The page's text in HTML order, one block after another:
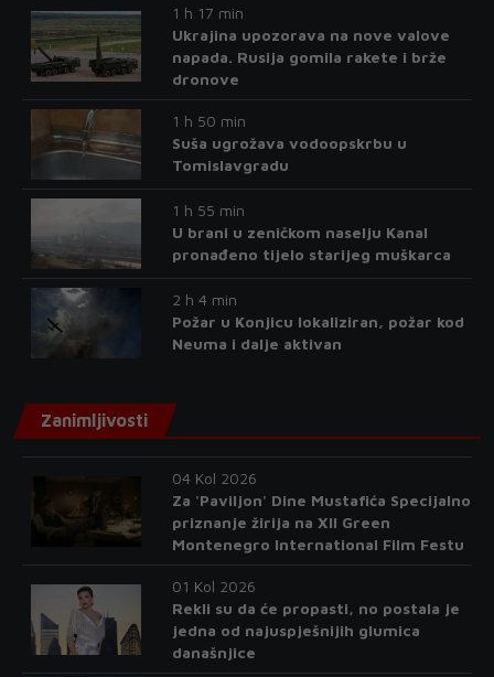
1 h 17 min
Ukrajina upozorava na nove valove
napada. Rusija gomila rakete i brže
dronove
1 h 50 min
Suša ugrožava vodoopskrbu u
Tomislavgradu
1 h 55 min
U brani u zeničkom naselju Kanal
pronađeno tijelo starijeg muškarca
2 h 4 min
Požar u Konjicu lokaliziran, požar kod
Neuma i dalje aktivan
Zanimljivosti
04 Kol 2026
Za 'Paviljon' Dine Mustafića Specijalno
priznanje žirija na XII Green
Montenegro International Film Festu
01 Kol 2026
Rekli su da će propasti, no postala je
jedna od najuspješnijih glumica
današnjice